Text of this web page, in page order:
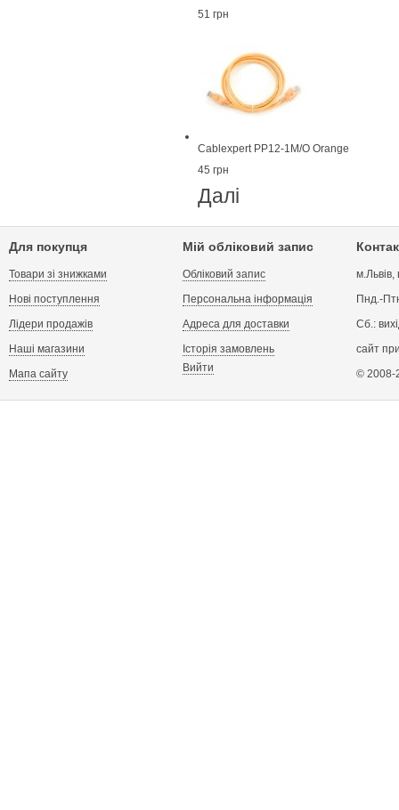
51 грн
Cablexpert PP12-1M/O Orange
45 грн
Далі
Для покупця
Товари зі знижками
Нові поступлення
Лідери продажів
Наші магазини
Мапа сайту
Мій обліковий запис
Обліковий запис
Персональна інформація
Адреса для доставки
Історія замовлень
Вийти
Пнд.-
Сб.:
сайт
© 2008-